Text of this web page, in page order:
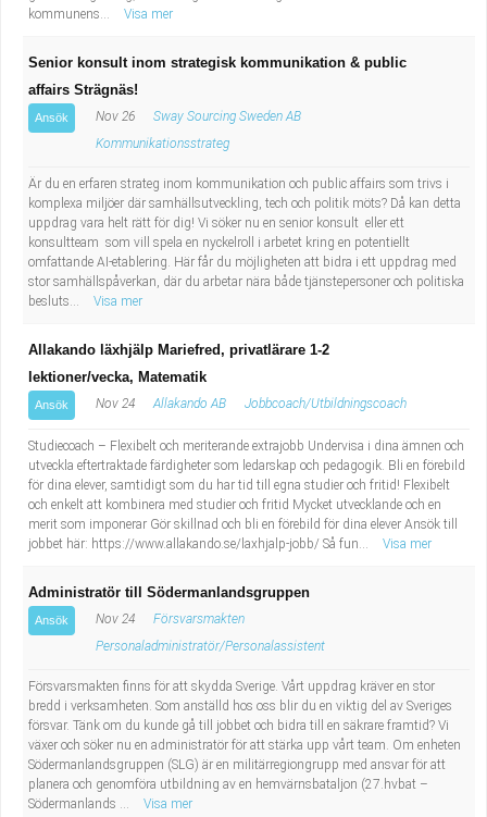
kommunens...
Visa mer
Senior konsult inom strategisk kommunikation & public
affairs Strägnäs!
Ansök Nov 26
Sway Sourcing Sweden AB
Kommunikationsstrateg
Är du en erfaren strateg inom kommunikation och public affairs som trivs i
komplexa miljöer där samhällsutveckling, tech och politik möts? Då kan detta
uppdrag vara helt rätt för dig! Vi söker nu en senior konsult eller ett
konsultteam som vill spela en nyckelroll i arbetet kring en potentiellt
omfattande AI-etablering. Här får du möjligheten att bidra i ett uppdrag med
stor samhällspåverkan, där du arbetar nära både tjänstepersoner och politiska
besluts...
Visa mer
Allakando läxhjälp Mariefred, privatlärare 1-2
lektioner/vecka, Matematik
Ansök Nov 24 Allakando AB Jobbcoach/Utbildningscoach
Studiecoach – Flexibelt och meriterande extrajobb Undervisa i dina ämnen och
utveckla eftertraktade färdigheter som ledarskap och pedagogik. Bli en förebild
för dina elever, samtidigt som du har tid till egna studier och fritid! Flexibelt
och enkelt att kombinera med studier och fritid Mycket utvecklande och en
merit som imponerar Gör skillnad och bli en förebild för dina elever Ansök till
jobbet här: https://www.allakando.se/laxhjalp-jobb/ Så fun...
Visa mer
Administratör till Södermanlandsgruppen
Ansök Nov 24
Försvarsmakten
Personaladministratör/Personalassistent
Försvarsmakten finns för att skydda Sverige. Vårt uppdrag kräver en stor
bredd i verksamheten. Som anställd hos oss blir du en viktig del av Sveriges
försvar. Tänk om du kunde gå till jobbet och bidra till en säkrare framtid? Vi
växer och söker nu en administratör för att stärka upp vårt team. Om enheten
Södermanlandsgruppen (SLG) är en militärregiongrupp med ansvar för att
planera och genomföra utbildning av en hemvärnsbataljon (27.hvbat –
Södermanlands ...
Visa mer